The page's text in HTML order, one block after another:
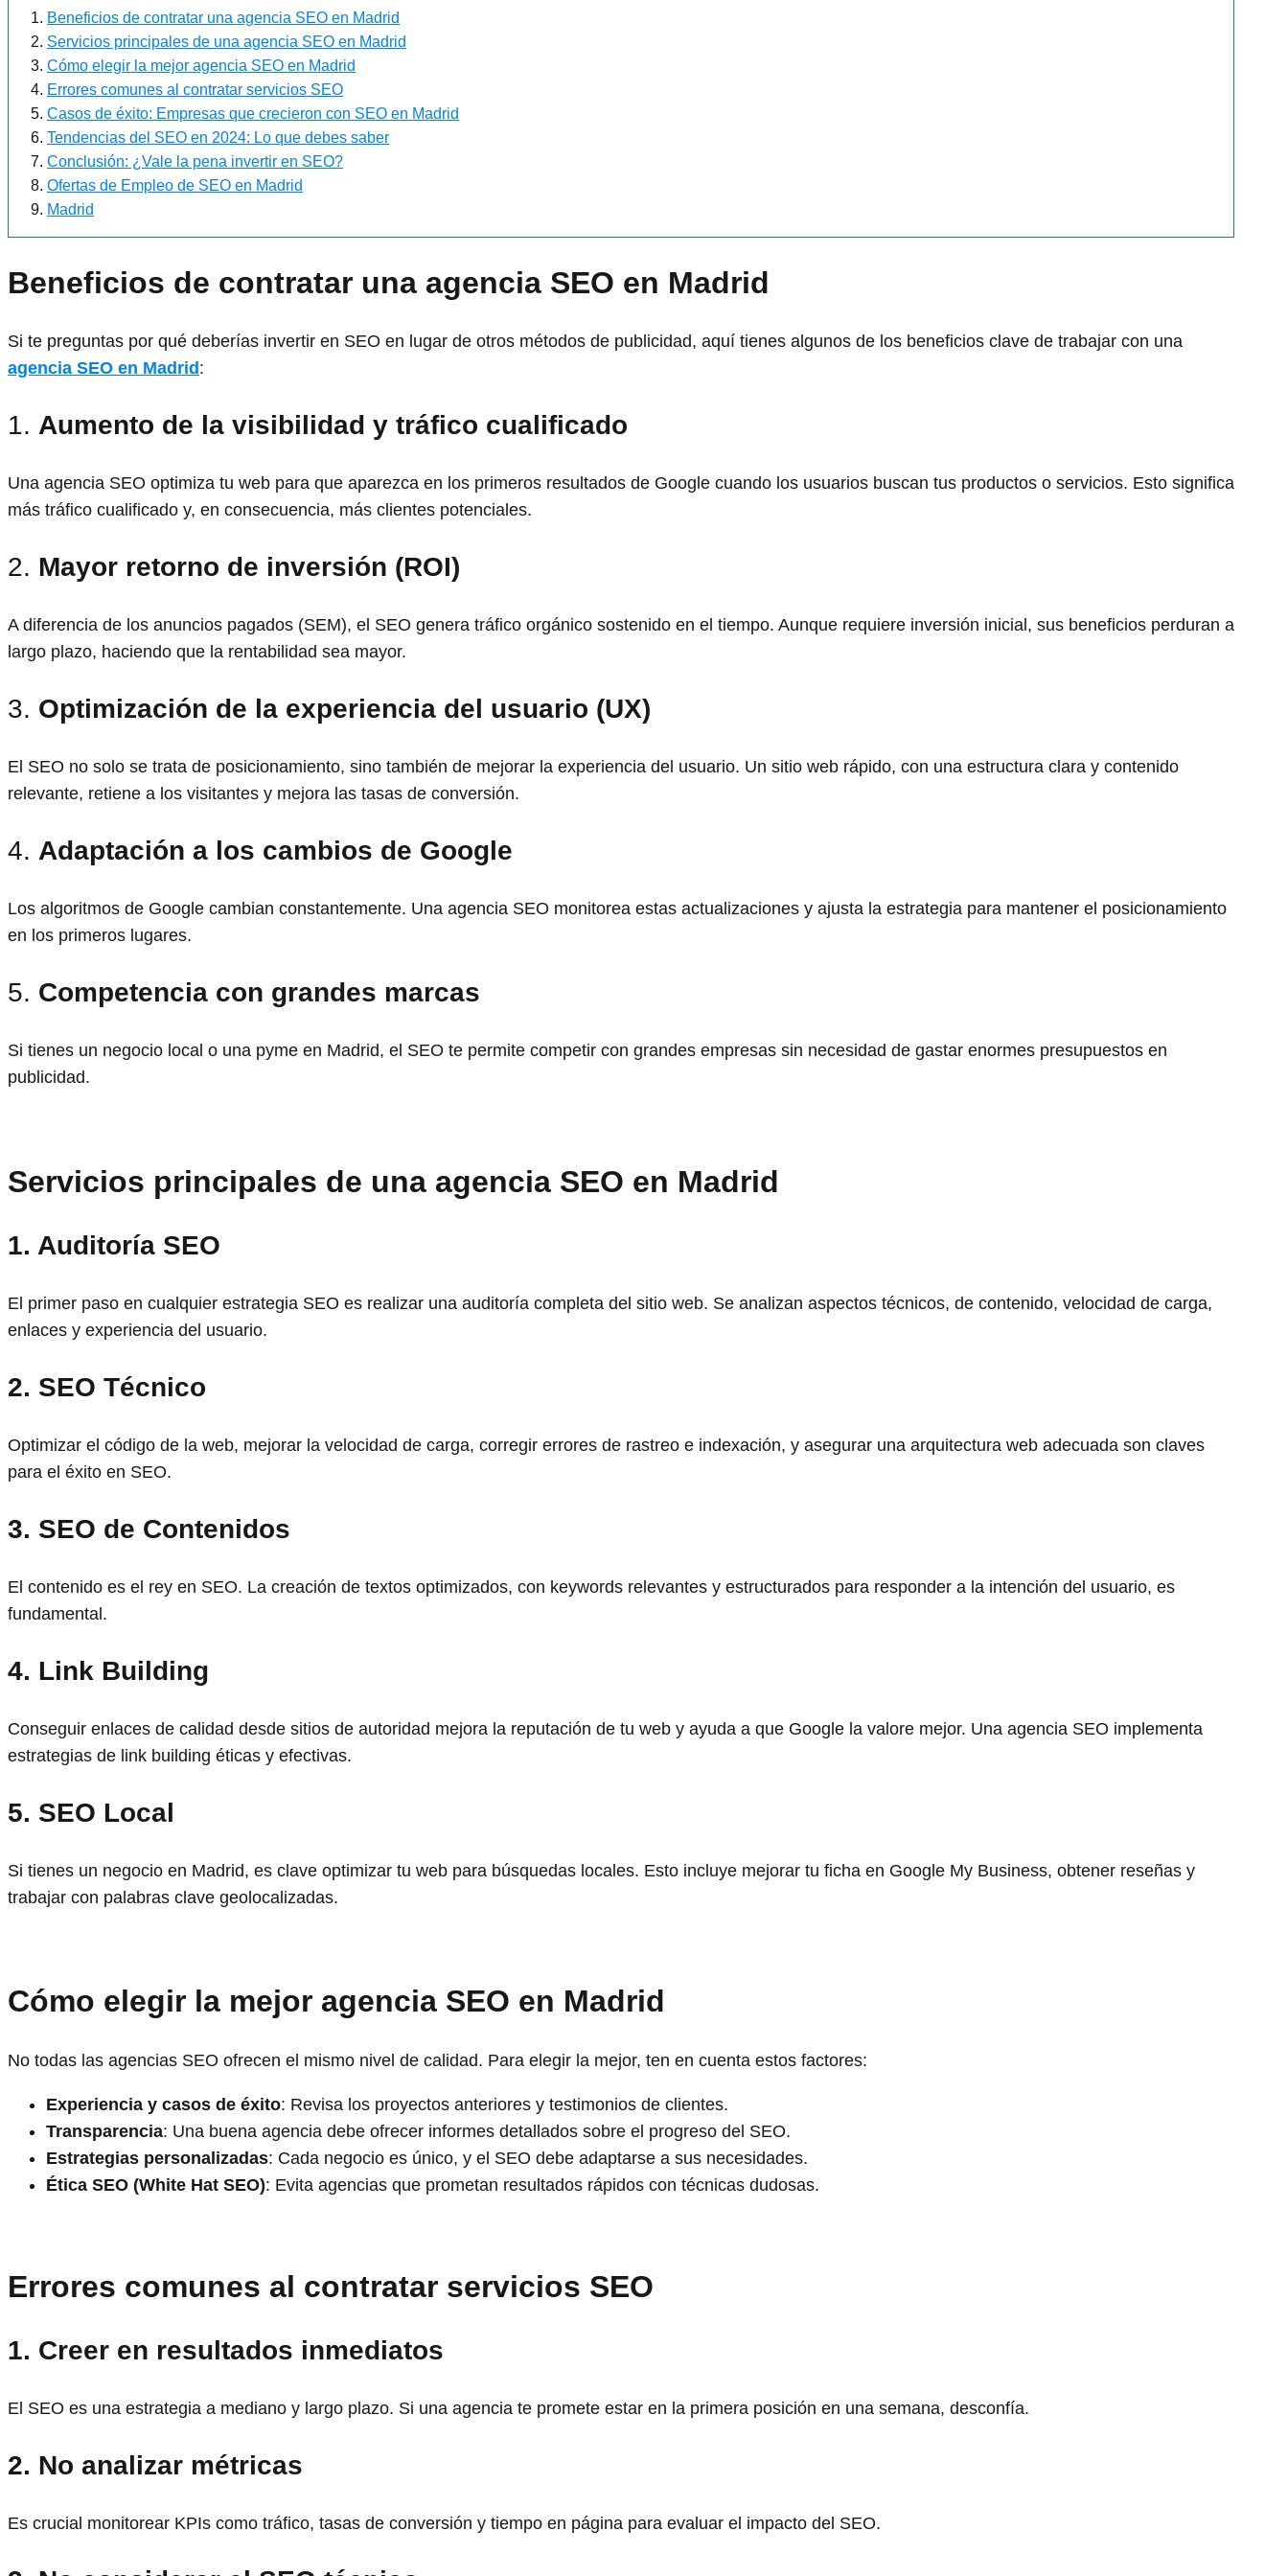
Beneficios de contratar una agencia SEO en Madrid
Servicios principales de una agencia SEO en Madrid
Cómo elegir la mejor agencia SEO en Madrid
Errores comunes al contratar servicios SEO
Casos de éxito: Empresas que crecieron con SEO en Madrid
Tendencias del SEO en 2024: Lo que debes saber
Conclusión: ¿Vale la pena invertir en SEO?
Ofertas de Empleo de SEO en Madrid
Madrid
Beneficios de contratar una agencia SEO en Madrid
Si te preguntas por qué deberías invertir en SEO en lugar de otros métodos de publicidad, aquí tienes algunos de los beneficios clave de trabajar con una
agencia SEO en Madrid :
1. Aumento de la visibilidad y tráfico cualificado
Una agencia SEO optimiza tu web para que aparezca en los primeros resultados de Google cuando los usuarios buscan tus productos o servicios. Esto significa
más tráfico cualificado y, en consecuencia, más clientes potenciales.
2. Mayor retorno de inversión (ROI)
A diferencia de los anuncios pagados (SEM), el SEO genera tráfico orgánico sostenido en el tiempo. Aunque requiere inversión inicial, sus beneficios perduran a
largo plazo, haciendo que la rentabilidad sea mayor.
3. Optimización de la experiencia del usuario (UX)
El SEO no solo se trata de posicionamiento, sino también de mejorar la experiencia del usuario. Un sitio web rápido, con una estructura clara y contenido
relevante, retiene a los visitantes y mejora las tasas de conversión.
4. Adaptación a los cambios de Google
Los algoritmos de Google cambian constantemente. Una agencia SEO monitorea estas actualizaciones y ajusta la estrategia para mantener el posicionamiento
en los primeros lugares.
5. Competencia con grandes marcas
Si tienes un negocio local o una pyme en Madrid, el SEO te permite competir con grandes empresas sin necesidad de gastar enormes presupuestos en
publicidad.
Servicios principales de una agencia SEO en Madrid
1. Auditoría SEO
El primer paso en cualquier estrategia SEO es realizar una auditoría completa del sitio web. Se analizan aspectos técnicos, de contenido, velocidad de carga,
enlaces y experiencia del usuario.
2. SEO Técnico
Optimizar el código de la web, mejorar la velocidad de carga, corregir errores de rastreo e indexación, y asegurar una arquitectura web adecuada son claves
para el éxito en SEO.
3. SEO de Contenidos
El contenido es el rey en SEO. La creación de textos optimizados, con keywords relevantes y estructurados para responder a la intención del usuario, es
fundamental.
4. Link Building
Conseguir enlaces de calidad desde sitios de autoridad mejora la reputación de tu web y ayuda a que Google la valore mejor. Una agencia SEO implementa
estrategias de link building éticas y efectivas.
5. SEO Local
Si tienes un negocio en Madrid, es clave optimizar tu web para búsquedas locales. Esto incluye mejorar tu ficha en Google My Business, obtener reseñas y
trabajar con palabras clave geolocalizadas.
Cómo elegir la mejor agencia SEO en Madrid
No todas las agencias SEO ofrecen el mismo nivel de calidad. Para elegir la mejor, ten en cuenta estos factores:
Experiencia y casos de éxito: Revisa los proyectos anteriores y testimonios de clientes.
Transparencia: Una buena agencia debe ofrecer informes detallados sobre el progreso del SEO.
Estrategias personalizadas: Cada negocio es único, y el SEO debe adaptarse a sus necesidades.
Ética SEO (White Hat SEO): Evita agencias que prometan resultados rápidos con técnicas dudosas.
Errores comunes al contratar servicios SEO
1. Creer en resultados inmediatos
El SEO es una estrategia a mediano y largo plazo. Si una agencia te promete estar en la primera posición en una semana, desconfía.
2. No analizar métricas
Es crucial monitorear KPIs como tráfico, tasas de conversión y tiempo en página para evaluar el impacto del SEO.